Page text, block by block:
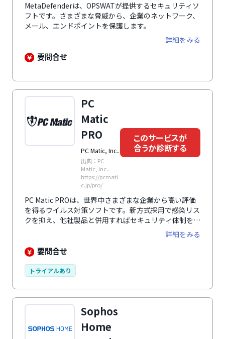
MetaDefenderは、OPSWATが提供するセキュリティソ
フトです。さまざまな脅威から、企業のネットワーク、
メール、エンドポイントを保護します。
詳細をみる
要問合せ
PC
Matic
PRO
PC Matic, Inc..
出典：PC
Matic, Inc..
https://pcmati
c.jp/pro/
このサービスが
合うか診断する
PC Matic PROは、世界中さまざまな企業から高い評価
を得るウイルス対策ソフトです。新方式採用で感染リス
クを抑え、他社製品と併用すればセキュリティ体制をよ
詳細をみる
要問合せ
トライアルあり
Sophos
Home